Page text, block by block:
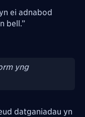
ei adnabod
bell.”
yng
datganiadau yn